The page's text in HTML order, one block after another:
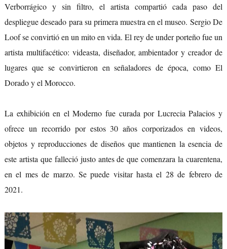
Verborrágico y sin filtro, el artista compartió cada paso del
despliegue deseado para su primera muestra en el museo. Sergio De
Loof se convirtió en un mito en vida. El rey de under porteño fue un
artista multifacético: videasta, diseñador, ambientador y creador de
lugares que se convirtieron en señaladores de época, como El
Dorado y el Morocco.
La exhibición en el Moderno fue curada por Lucrecia Palacios y
ofrece un recorrido por estos 30 años corporizados en videos,
objetos y reproducciones de diseños que mantienen la esencia de
este artista que falleció justo antes de que comenzara la cuarentena,
en el mes de marzo. Se puede visitar hasta el 28 de febrero de
2021.